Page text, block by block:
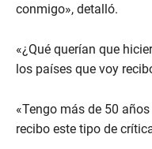
conmigo», detalló.
«¿Qué querían que
los países que voy
«Tengo más de 50
recibo este tipo de